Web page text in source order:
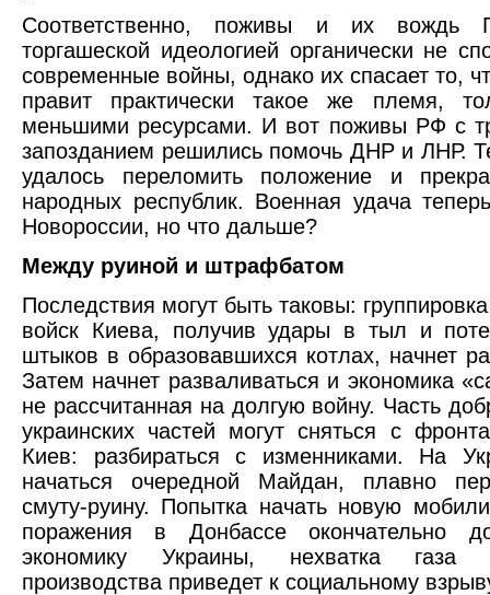
Соответственно, поживы и их вождь
торгашеской идеологией органически не
современные войны, однако их спасает то,
правит практически такое же племя,
меньшими ресурсами. И вот поживы РФ с
запозданием решились помочь ДНР и ЛНР.
удалось переломить положение и
народных республик. Военная удача теперь
Новороссии, но что дальше?
Между руиной и штрафбатом
Последствия могут быть таковы:
войск Киева, получив удары в тыл и
штыков в образовавшихся котлах, начнет
Затем начнет разваливаться и экономика
не рассчитанная на долгую войну. Часть
украинских частей могут сняться с
Киев: разбираться с изменниками. На
начаться очередной Майдан, плавно
смуту-руину. Попытка начать новую
поражения в Донбассе окончательно
экономику Украины, нехватка
производства приведет к социальному